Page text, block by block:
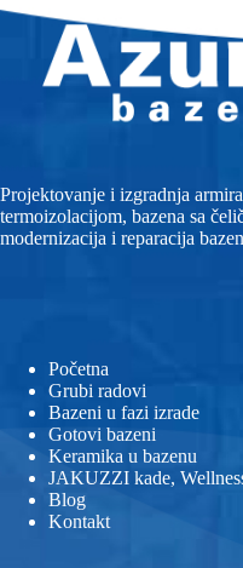
Projektovanje i izgradnja
termoizolacijom, bazena sa
modernizacija i reparacija
Početna
Grubi radovi
Bazeni u fazi izrade
Gotovi bazeni
Keramika u bazenu
JAKUZZI kade,
Blog
Kontakt